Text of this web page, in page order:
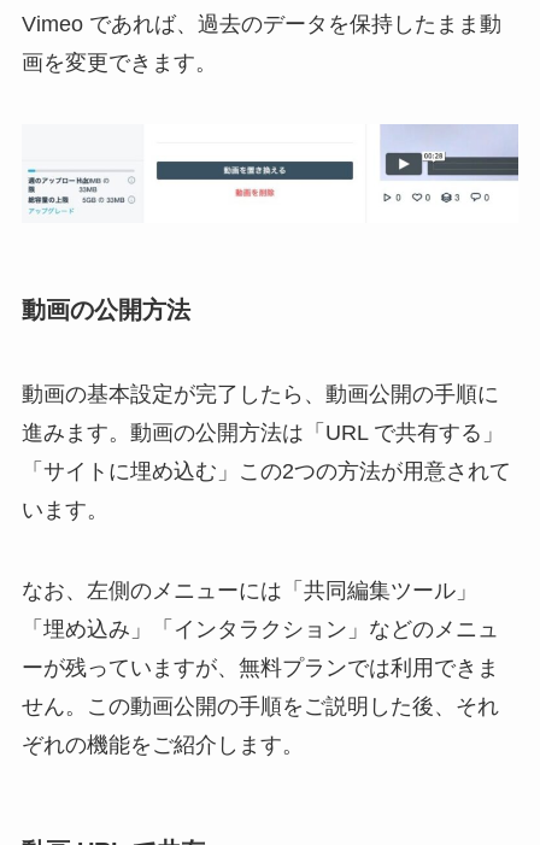
Vimeo であれば、過去のデータを保持したまま動
画を変更できます。
動画の公開方法
動画の基本設定が完了したら、動画公開の手順に
進みます。動画の公開方法は「URL で共有する」
「サイトに埋め込む」この2つの方法が用意されて
います。
なお、左側のメニューには「共同編集ツール」
「埋め込み」「インタラクション」などのメニュ
ーが残っていますが、無料プランでは利用できま
せん。この動画公開の手順をご説明した後、それ
ぞれの機能をご紹介します。